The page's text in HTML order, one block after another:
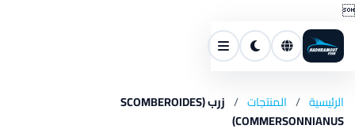

الرئيسية / المنتجات /
زرب (SCOMBEROIDES
COMMERSONNIANUS)